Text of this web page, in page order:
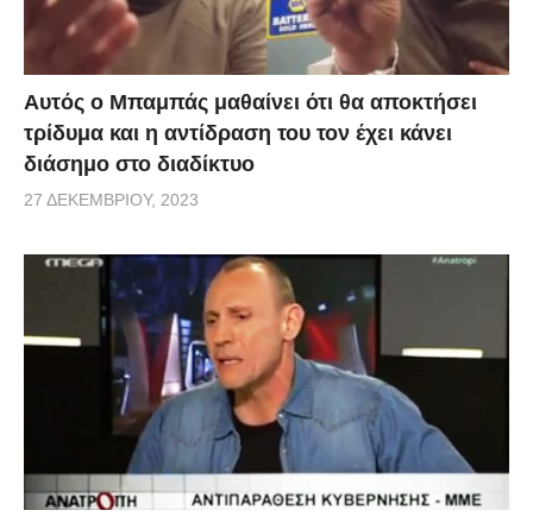
Αυτός ο Μπαμπάς μαθαίνει ότι θα αποκτήσει
τρίδυμα και η αντίδραση του τον έχει κάνει
διάσημο στο διαδίκτυο
27 ΔΕΚΕΜΒΡΊΟΥ, 2023